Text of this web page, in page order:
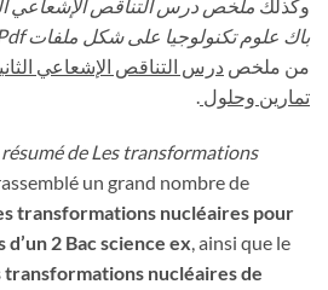
وكذلك ملخص درس التناقص الإشعاعي
باك علوم تكنولوجيا على شكل ملفات Pdf
من ملخص درس التناقص الإشعاعي
تمارين وحلول .
de Les transformations
un grand nombre de
transformations nucléaires pour
2 Bac science ex, ainsi que le
transformations nucléaires de